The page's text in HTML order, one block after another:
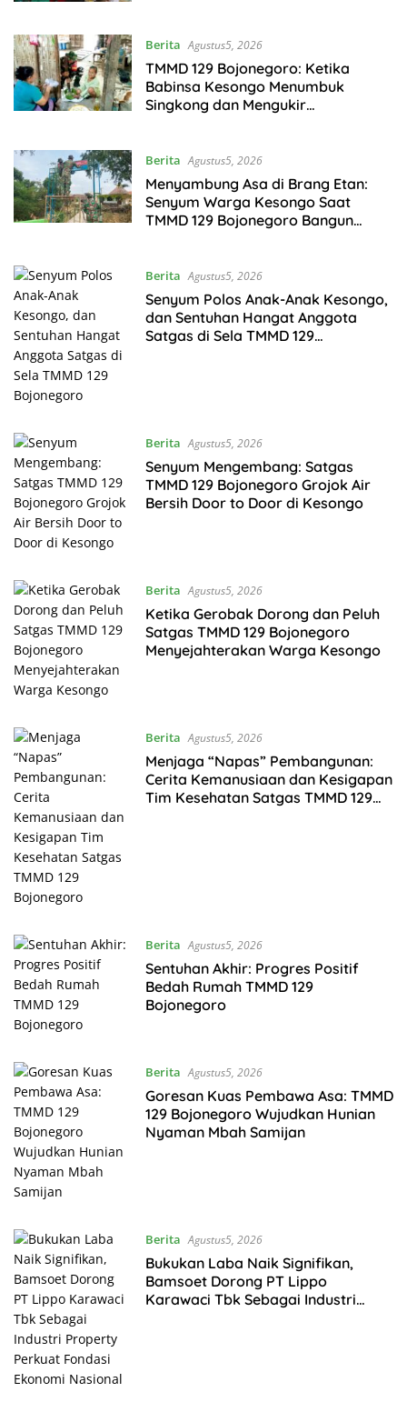
Berita Agustus5, 2026
TMMD 129 Bojonegoro: Ketika
Babinsa Kesongo Menumbuk
Singkong dan Mengukir
Berita Agustus5, 2026
Menyambung Asa di Brang Etan:
Senyum Warga Kesongo Saat
TMMD 129 Bojonegoro Bangun
Berita Agustus5, 2026
Senyum Polos Anak-Anak Kesongo,
dan Sentuhan Hangat Anggota
Satgas di Sela TMMD 129
Berita Agustus5, 2026
Senyum Mengembang: Satgas
TMMD 129 Bojonegoro Grojok Air
Bersih Door to Door di Kesongo
Berita Agustus5, 2026
Ketika Gerobak Dorong dan Peluh
Satgas TMMD 129 Bojonegoro
Menyejahterakan Warga Kesongo
Berita Agustus5, 2026
Menjaga “Napas” Pembangunan:
Cerita Kemanusiaan dan Kesigapan
Tim Kesehatan Satgas TMMD 129
Berita Agustus5, 2026
Sentuhan Akhir: Progres Positif
Bedah Rumah TMMD 129
Bojonegoro
Berita Agustus5, 2026
Goresan Kuas Pembawa Asa: TMMD
129 Bojonegoro Wujudkan Hunian
Nyaman Mbah Samijan
Berita Agustus5, 2026
Bukukan Laba Naik Signifikan,
Bamsoet Dorong PT Lippo
Karawaci Tbk Sebagai Industri